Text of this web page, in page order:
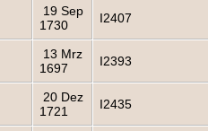
19 Sep
1730
I2407
13 Mrz
1697
I2393
20 Dez
1721
I2435